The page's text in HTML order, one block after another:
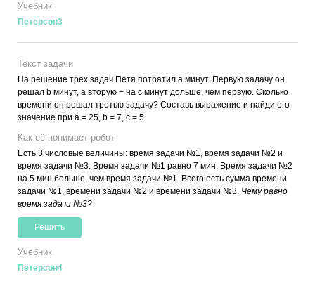
Учебник
Петерсон3
Текст задачи
На решение трех задач Петя потратил a минут. Первую задачу он
решал b минут, а вторую − на c минут дольше, чем первую. Сколько
времени он решал третью задачу? Составь выражение и найди его
значение при a = 25, b = 7, c = 5.
Как её понимает робот
Есть 3 числовые величины: время задачи №1, время задачи №2 и
время задачи №3. Время задачи №1 равно 7 мин. Время задачи №2
на 5 мин больше, чем время задачи №1. Всего есть сумма времени
задачи №1, времени задачи №2 и времени задачи №3. Чему равно
время задачи №3?
Решить
Учебник
Петерсон4